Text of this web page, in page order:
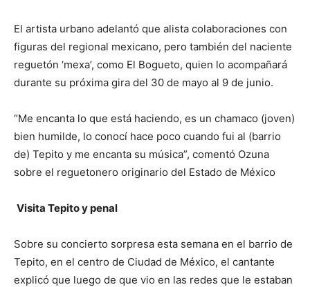
El artista urbano adelantó que alista colaboraciones con
figuras del regional mexicano, pero también del naciente
reguetón ‘mexa’, como El Bogueto, quien lo acompañará
durante su próxima gira del 30 de mayo al 9 de junio.
“Me encanta lo que está haciendo, es un chamaco (joven)
bien humilde, lo conocí hace poco cuando fui al (barrio
de) Tepito y me encanta su música”, comentó Ozuna
sobre el reguetonero originario del Estado de México
Visita Tepito y penal
Sobre su concierto sorpresa esta semana en el barrio de
Tepito, en el centro de Ciudad de México, el cantante
explicó que luego de que vio en las redes que le estaban